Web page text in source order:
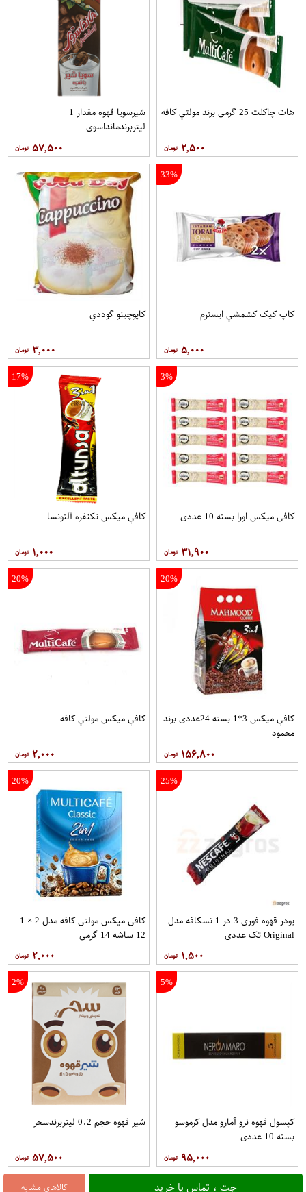
کالاهای مشابه چت ، تماس یا خرید
هات چاکلت 25 گرمی برند مولتي کافه
۲,۵۰۰
شیرسویا قهوه مقدار 1
لیتربرندمانداسوی
۵۷,۵۰۰
33%
کاپ کيک کشمشي ايسترم
۵,۰۰۰
کاپوچينو گوددي
۳,۰۰۰
3%
کافی میکس اورا بسته 10 عددی
۳۱,۹۰۰
17%
کافي ميکس تکنفره آلتونسا
۱,۰۰۰
20%
کافي ميکس 3*1 بسته 24عددی برند
محمود
۱۵۶,۸۰۰
20%
کافي ميکس مولتي کافه
۲,۰۰۰
25%
پودر قهوه فوری 3 در 1 نسکافه مدل
Original تک عددی
۱,۵۰۰
20%
کافی میکس مولتی کافه مدل 2 × 1 -
12 ساشه 14 گرمی
۲,۰۰۰
5%
کپسول قهوه نرو آمارو مدل کرموسو
بسته 10 عددی
۹۵,۰۰۰
2%
شیر قهوه حجم 0.2 لیتربرندسحر
۵۷,۵۰۰